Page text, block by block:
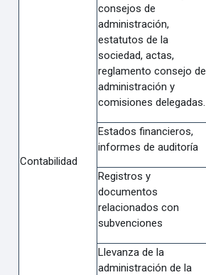
Contabilidad
consejos de
administración,
estatutos de la
sociedad, actas,
reglamento consejo de
administración y
comisiones delegadas.
Estados financieros,
informes de auditoría
Registros y
documentos
relacionados con
subvenciones
Llevanza de la
administración de la